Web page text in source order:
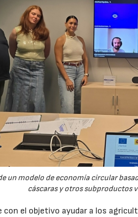
un modelo de economía circular
cáscaras y otros subproductos
con el objetivo ayudar a los